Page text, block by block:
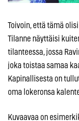
Toivoin, että tämä
Tilanne näyttäisi
tilanteessa, jossa
joka toistaa samaa
Kapinallisesta on
oma lokeronsa
Kuvaavaa on